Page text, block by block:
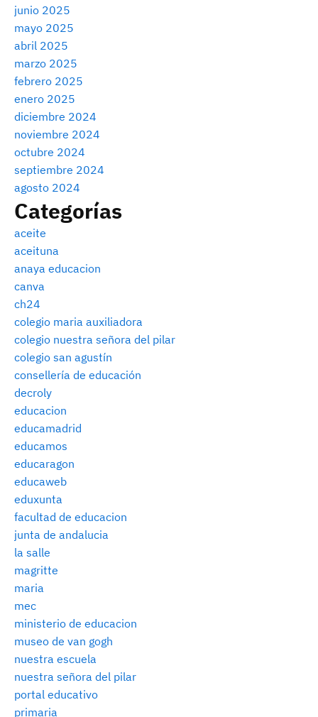
junio 2025
mayo 2025
abril 2025
marzo 2025
febrero 2025
enero 2025
diciembre 2024
noviembre 2024
octubre 2024
septiembre 2024
agosto 2024
Categorías
aceite
aceituna
anaya educacion
canva
ch24
colegio maria auxiliadora
colegio nuestra señora del pilar
colegio san agustín
consellería de educación
decroly
educacion
educamadrid
educamos
educaragon
educaweb
eduxunta
facultad de educacion
junta de andalucia
la salle
magritte
maria
mec
ministerio de educacion
museo de van gogh
nuestra escuela
nuestra señora del pilar
portal educativo
primaria